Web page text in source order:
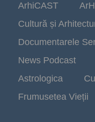
ArhiCAST
Cultură și
Documentarele
News Podcast
Astrologica
Frumusetea Vieții